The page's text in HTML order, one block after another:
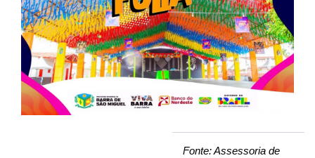
Fonte: Assessoria de